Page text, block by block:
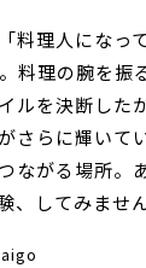
料理人になっ
料理の腕を振
ルを決断した
さらに輝いて
ながる場所。
、してみませ